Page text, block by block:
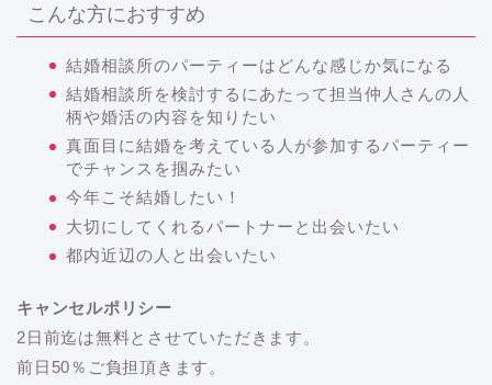
こんな方におすすめ
結婚相談所のパーティーはどんな感じか気になる
結婚相談所を検討するにあたって担当仲人さんの人
柄や婚活の内容を知りたい
真面目に結婚を考えている人が参加するパーティー
でチャンスを掴みたい
今年こそ結婚したい！
大切にしてくれるパートナーと出会いたい
都内近辺の人と出会いたい
キャンセルポリシー
2日前迄は無料とさせていただきます。
前日50％ご負担頂きます。